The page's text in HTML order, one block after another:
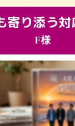
F様